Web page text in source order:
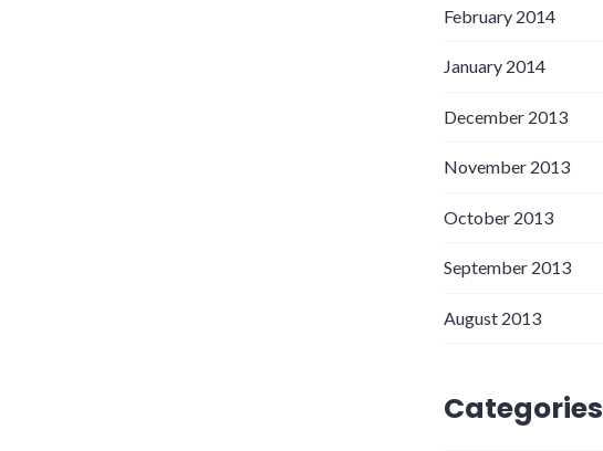
February 2014
January 2014
December 2013
November 2013
October 2013
September 2013
August 2013
Categories